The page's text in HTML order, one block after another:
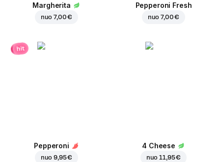
Margherita
nuo7,00 €
Pepperoni Fresh
nuo7,00 €
hit
Pepperoni
nuo9,95 €
4 Cheese
nuo11,95 €